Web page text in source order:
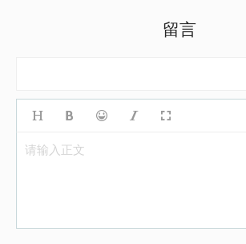
留言
请输入正文